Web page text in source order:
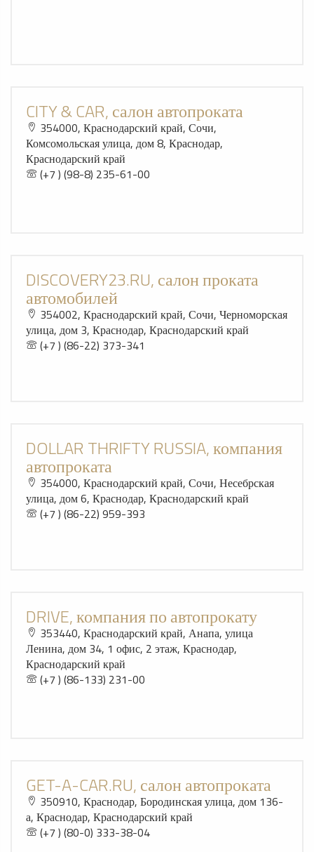
CITY & CAR, салон автопроката
354000, Краснодарский край, Сочи,
Комсомольская улица, дом 8, Краснодар,
Краснодарский край
(+7 ) (98-8) 235-61-00
DISCOVERY23.RU, салон проката
автомобилей
354002, Краснодарский край, Сочи, Черноморская
улица, дом 3, Краснодар, Краснодарский край
(+7 ) (86-22) 373-341
DOLLAR THRIFTY RUSSIA, компания
автопроката
354000, Краснодарский край, Сочи, Несебрская
улица, дом 6, Краснодар, Краснодарский край
(+7 ) (86-22) 959-393
DRIVE, компания по автопрокату
353440, Краснодарский край, Анапа, улица
Ленина, дом 34, 1 офис, 2 этаж, Краснодар,
Краснодарский край
(+7 ) (86-133) 231-00
GET-A-CAR.RU, салон автопроката
350910, Краснодар, Бородинская улица, дом 136-
а, Краснодар, Краснодарский край
(+7 ) (80-0) 333-38-04